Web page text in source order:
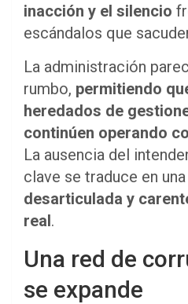
inacción y el silencio
escándalos que
La administración
rumbo, permitiendo
heredados de
continúen operando
La ausencia del
clave se traduce en una
desarticulada y
real.
Una red de
se expande